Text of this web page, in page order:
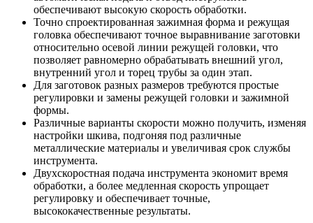
обеспечивают высокую скорость обработки.
Точно спроектированная зажимная форма и режущая
головка обеспечивают точное выравнивание заготовки
относительно осевой линии режущей головки, что
позволяет равномерно обрабатывать внешний угол,
внутренний угол и торец трубы за один этап.
Для заготовок разных размеров требуются простые
регулировки и замены режущей головки и зажимной
формы.
Различные варианты скорости можно получить, изменяя
настройки шкива, подгоняя под различные
металлические материалы и увеличивая срок службы
инструмента.
Двухскоростная подача инструмента экономит время
обработки, а более медленная скорость упрощает
регулировку и обеспечивает точные,
высококачественные результаты.